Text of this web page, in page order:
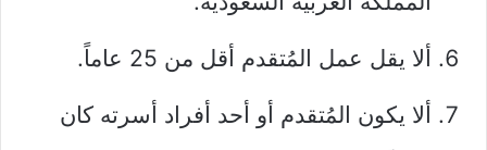
ألا يقل عمل المُتقدم أقل من 25 عاماً.
ألا يكون المُتقدم أو أحد أفراد أسرته كان